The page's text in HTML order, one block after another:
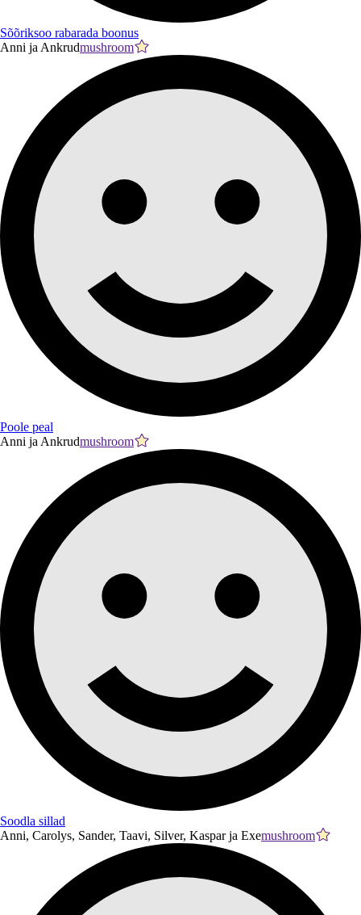
Sõõriksoo rabarada boonus
Anni ja Ankrudmushroom
Poole peal
Anni ja Ankrudmushroom
Soodla sillad
Anni, Carolys, Sander, Taavi, Silver, Kaspar ja Exemushroom